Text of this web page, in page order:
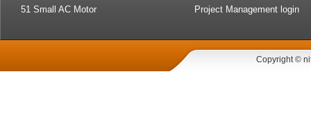
51 Small AC Motor
Project Management login
Copyright ©